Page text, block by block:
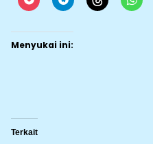
Menyukai ini:
Terkait